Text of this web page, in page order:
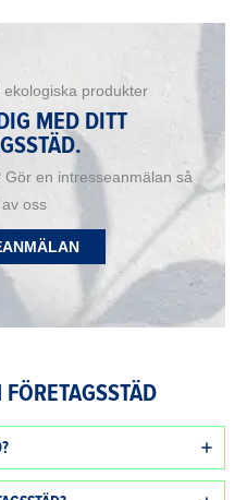
produkter
MED DITT
en intresseanmälan så
oss